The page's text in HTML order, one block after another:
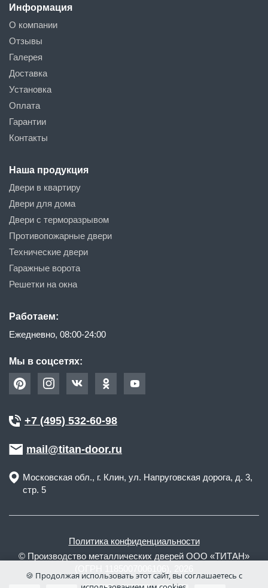
Информация
О компании
Отзывы
Галерея
Доставка
Установка
Оплата
Гарантии
Контакты
Наша продукция
Двери в квартиру
Двери для дома
Двери с терморазрывом
Противопожарные двери
Технические двери
Гаражные ворота
Решетки на окна
Работаем:
Ежедневно, 08:00-24:00
Мы в соцсетях:
+7 (495) 532-60-98
mail@titan-door.ru
Московская обл., г. Клин, ул. Напруговская дорога, д. 3,
стр. 5
Политика конфиденциальности
© Производство металлических дверей ООО «ТИТАН»
🍪 Продолжая использовать этот сайт, вы соглашаетесь с